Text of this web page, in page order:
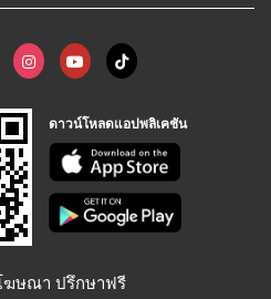
ดาวน์โหลดแอปพลิเคชัน
ฆษณา ปรึกษาฟรี